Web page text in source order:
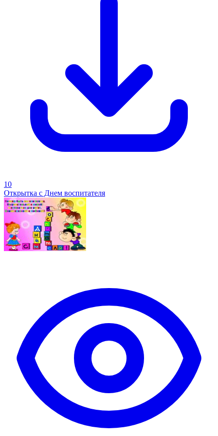
10
Открытка с Днем воспитателя